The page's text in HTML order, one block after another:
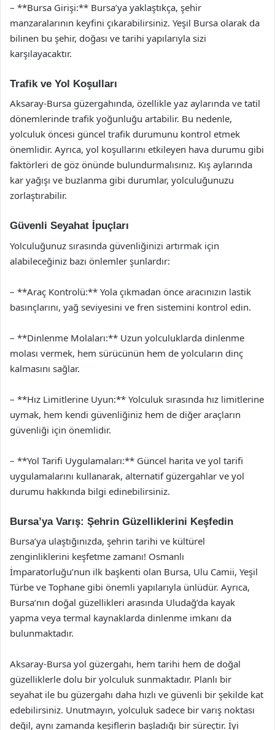
– **Bursa Girişi:** Bursa’ya yaklaştıkça, şehir
manzaralarının keyfini çıkarabilirsiniz. Yeşil Bursa olarak da
bilinen bu şehir, doğası ve tarihi yapılarıyla sizi
karşılayacaktır.
Trafik ve Yol Koşulları
Aksaray-Bursa güzergahında, özellikle yaz aylarında ve tatil
dönemlerinde trafik yoğunluğu artabilir. Bu nedenle,
yolculuk öncesi güncel trafik durumunu kontrol etmek
önemlidir. Ayrıca, yol koşullarını etkileyen hava durumu gibi
faktörleri de göz önünde bulundurmalısınız. Kış aylarında
kar yağışı ve buzlanma gibi durumlar, yolculuğunuzu
zorlaştırabilir.
Güvenli Seyahat İpuçları
Yolculuğunuz sırasında güvenliğinizi artırmak için
alabileceğiniz bazı önlemler şunlardır:
– **Araç Kontrolü:** Yola çıkmadan önce aracınızın lastik
basınçlarını, yağ seviyesini ve fren sistemini kontrol edin.
– **Dinlenme Molaları:** Uzun yolculuklarda dinlenme
molası vermek, hem sürücünün hem de yolcuların dinç
kalmasını sağlar.
– **Hız Limitlerine Uyun:** Yolculuk sırasında hız limitlerine
uymak, hem kendi güvenliğiniz hem de diğer araçların
güvenliği için önemlidir.
– **Yol Tarifi Uygulamaları:** Güncel harita ve yol tarifi
uygulamalarını kullanarak, alternatif güzergahlar ve yol
durumu hakkında bilgi edinebilirsiniz.
Bursa’ya Varış: Şehrin Güzelliklerini Keşfedin
Bursa’ya ulaştığınızda, şehrin tarihi ve kültürel
zenginliklerini keşfetme zamanı! Osmanlı
İmparatorluğu’nun ilk başkenti olan Bursa, Ulu Camii, Yeşil
Türbe ve Tophane gibi önemli yapılarıyla ünlüdür. Ayrıca,
Bursa’nın doğal güzellikleri arasında Uludağ’da kayak
yapma veya termal kaynaklarda dinlenme imkanı da
bulunmaktadır.
Aksaray-Bursa yol güzergahı, hem tarihi hem de doğal
güzelliklerle dolu bir yolculuk sunmaktadır. Planlı bir
seyahat ile bu güzergahı daha hızlı ve güvenli bir şekilde kat
edebilirsiniz. Unutmayın, yolculuk sadece bir varış noktası
değil, aynı zamanda keşiflerin başladığı bir süreçtir. İyi